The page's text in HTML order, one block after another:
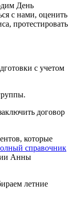
День
с нами, оценить
протестировать
с учетом
договор
которые
справочник
Анны
летние